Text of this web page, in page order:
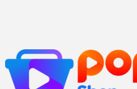
konten